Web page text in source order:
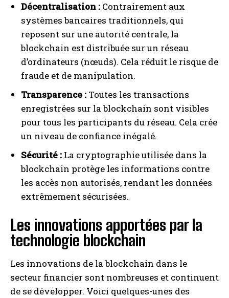
Décentralisation : Contrairement aux
systèmes bancaires traditionnels, qui
reposent sur une autorité centrale, la
blockchain est distribuée sur un réseau
d’ordinateurs (nœuds). Cela réduit le risque de
fraude et de manipulation.
Transparence : Toutes les transactions
enregistrées sur la blockchain sont visibles
pour tous les participants du réseau. Cela crée
un niveau de confiance inégalé.
Sécurité : La cryptographie utilisée dans la
blockchain protège les informations contre
les accès non autorisés, rendant les données
extrêmement sécurisées.
Les innovations apportées par la
technologie blockchain
Les innovations de la blockchain dans le
secteur financier sont nombreuses et continuent
de se développer. Voici quelques-unes des